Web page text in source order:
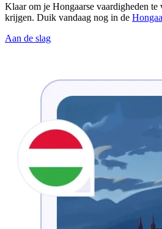
Klaar om je Hongaarse vaardigheden
krijgen. Duik vandaag nog in de
Aan de slag